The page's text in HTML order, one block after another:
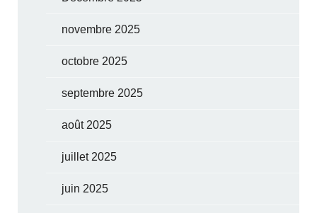
novembre 2025
octobre 2025
septembre 2025
août 2025
juillet 2025
juin 2025